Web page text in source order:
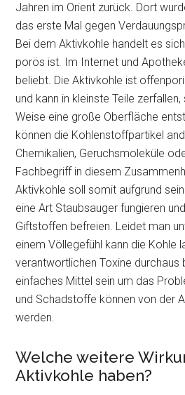
Jahren im Orient zurück. Dort
das erste Mal gegen
Bei dem Aktivkohle handelt es
porös ist. Im Internet und
beliebt. Die Aktivkohle ist
und kann in kleinste Teile
Weise eine große Oberfläche
können die Kohlenstoffpartikel
Chemikalien, Geruchsmoleküle
Fachbegriff in diesem
Aktivkohle soll somit aufgrund
eine Art Staubsauger fungieren
Giftstoffen befreien. Leidet man
einem Völlegefühl kann die Kohle
verantwortlichen Toxine durchaus
einfaches Mittel sein um das
und Schadstoffe können von der
werden.
Welche weitere
Aktivkohle haben?